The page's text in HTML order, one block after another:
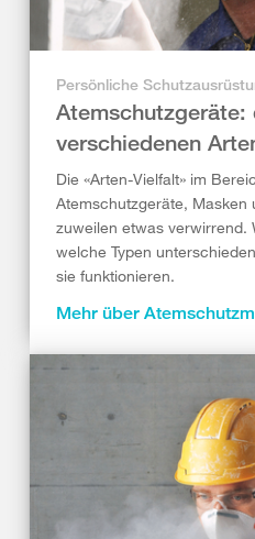
Persönliche
Atemschutzgeräte:
verschiedenen
Die «Arten-Vielfalt» im
Atemschutzgeräte, Masken
zuweilen etwas verwirrend.
welche Typen
sie funktionieren.
Mehr über